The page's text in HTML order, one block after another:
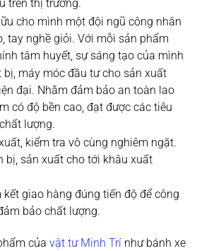
trên thị trường.
cho mình một đội ngũ công nhân
tay nghề giỏi. Với mỗi sản phẩm
tâm huyết, sự sáng tạo của mình
bị, máy móc đầu tư cho sản xuất
đại. Nhằm đảm bảo an toàn lao
có độ bền cao, đạt được các tiêu
lượng.
kiểm tra vô cùng nghiêm ngặt.
bị, sản xuất cho tới khâu xuất
kết giao hàng đúng tiến độ để công
bảo chất lượng.
của vật tư Minh Trí như bánh xe